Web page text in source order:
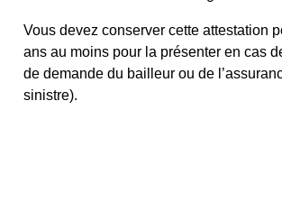
Vous devez conserver cette attestation
ans au moins pour la présenter en cas
de demande du bailleur ou de
sinistre).